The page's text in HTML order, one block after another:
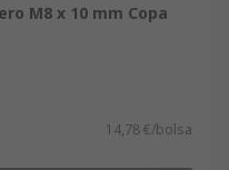
M8 x 10 mm Copa
14,78 €/bolsa